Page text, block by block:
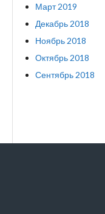
Март 2019
Декабрь 2018
Ноябрь 2018
Октябрь 2018
Сентябрь 2018